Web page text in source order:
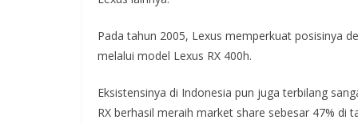
Pada tahun 2005, Lexus memperkuat posisinya
melalui model Lexus RX 400h.
Eksistensinya di Indonesia pun juga terbilang
RX berhasil meraih market share sebesar 47% di